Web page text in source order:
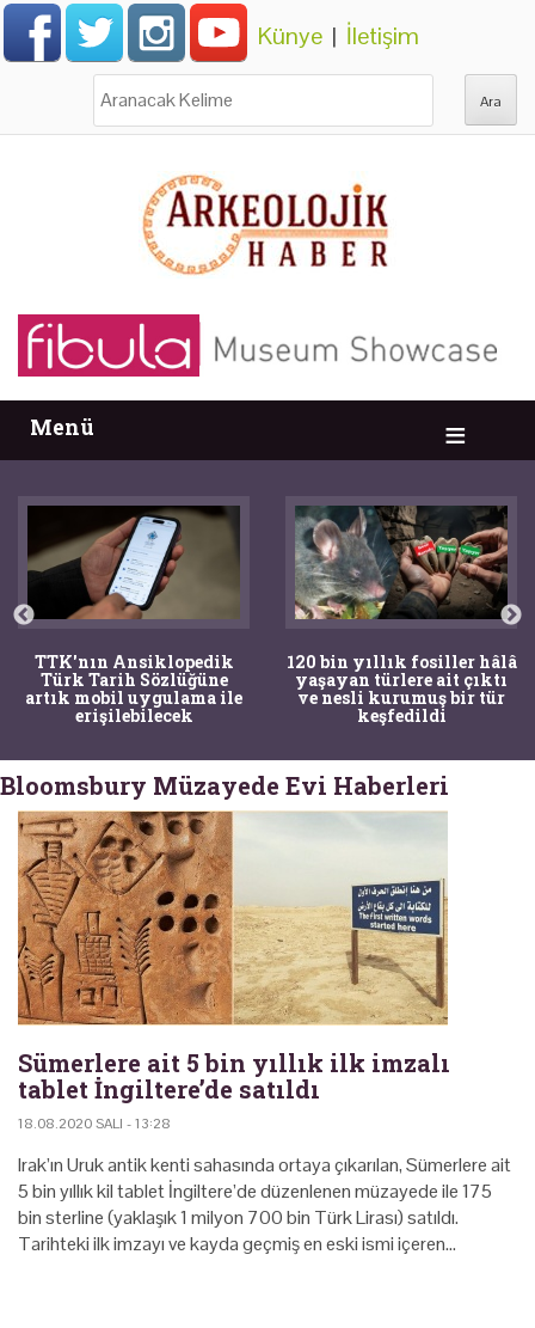
Künye | İletişim
Menü
TTK'nın Ansiklopedik
Türk Tarih Sözlüğüne
artık mobil uygulama ile
erişilebilecek
120 bin yıllık fosiller hâlâ
yaşayan türlere ait çıktı
ve nesli kurumuş bir tür
keşfedildi
Bloomsbury Müzayede Evi Haberleri
Sümerlere ait 5 bin yıllık ilk imzalı
tablet İngiltere’de satıldı
18.08.2020 SALI - 13:28
Irak’ın Uruk antik kenti sahasında ortaya çıkarılan, Sümerlere ait
5 bin yıllık kil tablet İngiltere’de düzenlenen müzayede ile 175
bin sterline (yaklaşık 1 milyon 700 bin Türk Lirası) satıldı.
Tarihteki ilk imzayı ve kayda geçmiş en eski ismi içeren…